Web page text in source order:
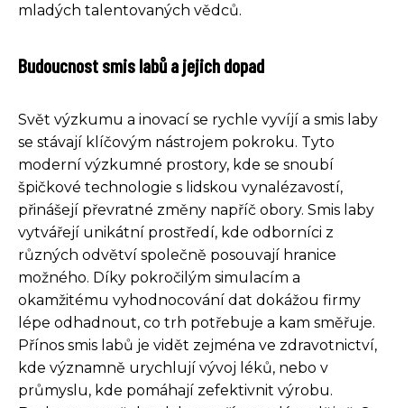
mladých talentovaných vědců.
Budoucnost smis labů a jejich dopad
Svět výzkumu a inovací se rychle vyvíjí a smis laby
se stávají klíčovým nástrojem pokroku. Tyto
moderní výzkumné prostory, kde se snoubí
špičkové technologie s lidskou vynalézavostí,
přinášejí převratné změny napříč obory. Smis laby
vytvářejí unikátní prostředí, kde odborníci z
různých odvětví společně posouvají hranice
možného. Díky pokročilým simulacím a
okamžitému vyhodnocování dat dokážou firmy
lépe odhadnout, co trh potřebuje a kam směřuje.
Přínos smis labů je vidět zejména ve zdravotnictví,
kde významně urychlují vývoj léků, nebo v
průmyslu, kde pomáhají zefektivnit výrobu.